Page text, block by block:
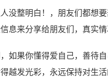
没整明白！，朋友们都想
息来分享给朋友们，真实
如果你懂得爱自己，善待
越发光彩，永远保持对生